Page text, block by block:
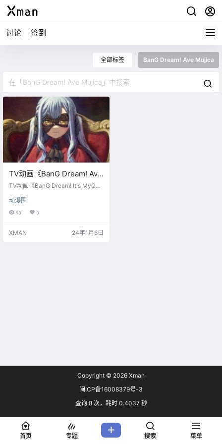
讨论 签到
全部标签 BanG Dream! Ave Mujica
TV动画《BanG Dream! Ave
Mujica》将于2025年1月开
TV动画《BanG Dream! It's MyG
ujica》将于2025年1月开播。
动漫圈
90 0
XMAN 24年1月6日
Copyright © 2026 Xman
闽ICP备16008379号-3
查询 8 次，耗时 0.4037 秒
首页 专题 搜索 菜单